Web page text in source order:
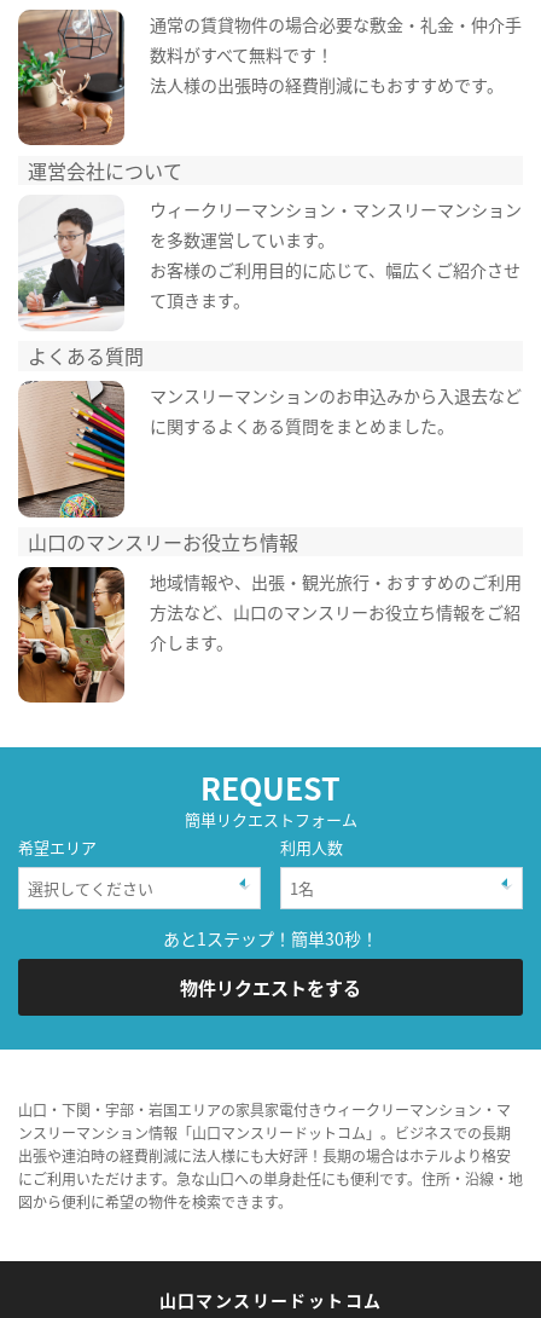
通常の賃貸物件の場合必要な敷金・礼金・仲介手
数料がすべて無料です！
法人様の出張時の経費削減にもおすすめです。
運営会社について
ウィークリーマンション・マンスリーマンション
を多数運営しています。
お客様のご利用目的に応じて、幅広くご紹介させ
て頂きます。
よくある質問
マンスリーマンションのお申込みから入退去など
に関するよくある質問をまとめました。
山口のマンスリーお役立ち情報
地域情報や、出張・観光旅行・おすすめのご利用
方法など、山口のマンスリーお役立ち情報をご紹
介します。
REQUEST
簡単リクエストフォーム
希望エリア
利用人数
あと1ステップ！簡単30秒！
物件リクエストをする
山口・下関・宇部・岩国エリアの家具家電付きウィークリーマンション・マ
ンスリーマンション情報「山口マンスリードットコム」。ビジネスでの長期
出張や連泊時の経費削減に法人様にも大好評！長期の場合はホテルより格安
にご利用いただけます。急な山口への単身赴任にも便利です。住所・沿線・地
図から便利に希望の物件を検索できます。
山口マンスリードットコム